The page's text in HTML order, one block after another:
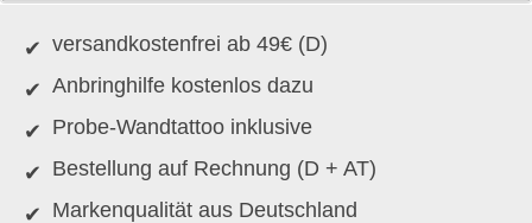
versandkostenfrei ab 49€ (D)
Anbringhilfe kostenlos dazu
Probe-Wandtattoo inklusive
Bestellung auf Rechnung (D + AT)
Markenqualität aus Deutschland